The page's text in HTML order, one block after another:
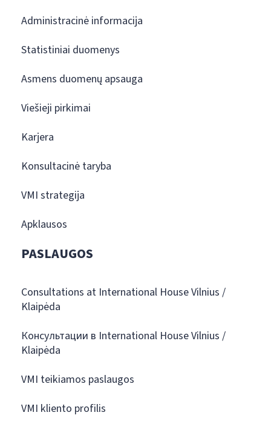
Administracinė informacija
Statistiniai duomenys
Asmens duomenų apsauga
Viešieji pirkimai
Karjera
Konsultacinė taryba
VMI strategija
Apklausos
PASLAUGOS
Consultations at International House Vilnius /
Klaipėda
Консультации в International House Vilnius /
Klaipėda
VMI teikiamos paslaugos
VMI kliento profilis